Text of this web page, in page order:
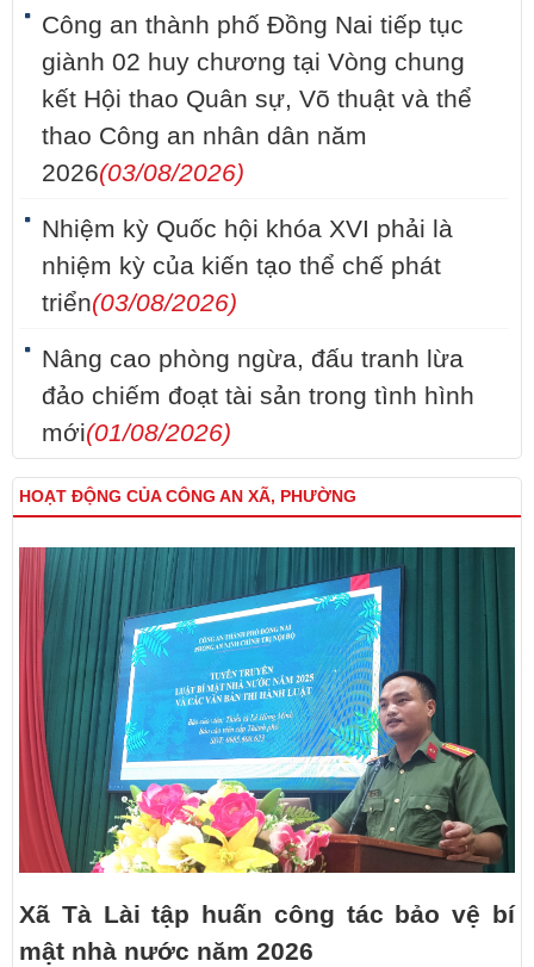
Công an thành phố Đồng Nai tiếp tục
giành 02 huy chương tại Vòng chung
kết Hội thao Quân sự, Võ thuật và thể
thao Công an nhân dân năm
2026(03/08/2026)
Nhiệm kỳ Quốc hội khóa XVI phải là
nhiệm kỳ của kiến tạo thể chế phát
triển(03/08/2026)
Nâng cao phòng ngừa, đấu tranh lừa
đảo chiếm đoạt tài sản trong tình hình
mới(01/08/2026)
HOẠT ĐỘNG CỦA CÔNG AN XÃ, PHƯỜNG
Xã Tà Lài tập huấn công tác bảo vệ bí
mật nhà nước năm 2026